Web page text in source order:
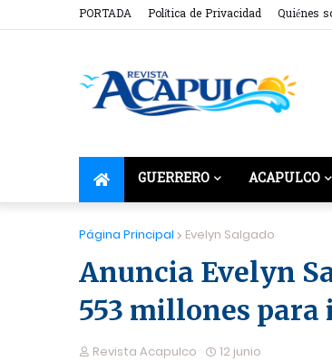
PORTADA Política de Privacidad Quiénes
GUERRERO ACAPULCO
Página Principal Evelyn Salgado
Anuncia Evelyn
553 millones
Revista Acapulco 12 junio